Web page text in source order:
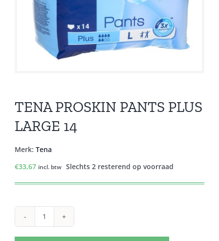
TENA PROSKIN PANTS PLUS
LARGE 14
Merk: Tena
€33,67 incl. btw Slechts 2 resterend op voorraad
TENA